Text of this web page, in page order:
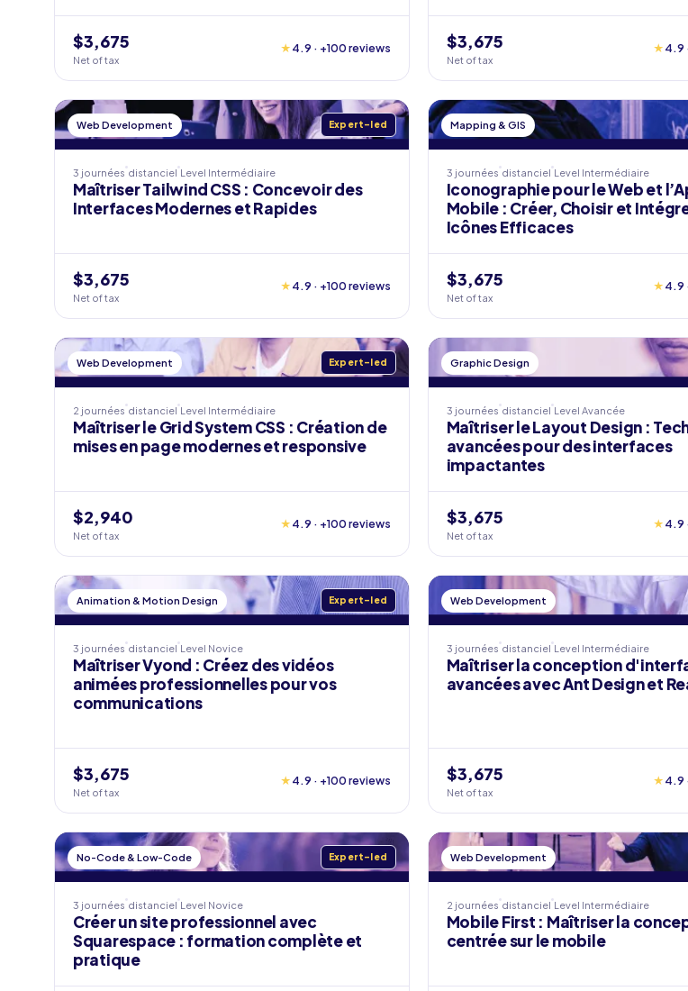
$3,675
Net of tax
★ 4.9 · +100 reviews $3,675
Net of tax
★ 4.9
Web Development Expert-led
3 journées distanciel Level Intermédiaire
Maîtriser Tailwind CSS : Concevoir des
Interfaces Modernes et Rapides
$3,675
Net of tax
★ 4.9 · +100 reviews
Mapping & GIS
3 journées distanciel Level Intermédiaire
Iconographie pour le Web et
Mobile : Créer, Choisir et
Icônes Efficaces
$3,675
Net of tax
★ 4.9
Web Development Expert-led
2 journées distanciel Level Intermédiaire
Maîtriser le Grid System CSS : Création de
mises en page modernes et responsive
$2,940
Net of tax
★ 4.9 · +100 reviews
Graphic Design
3 journées distanciel Level Avancée
Maîtriser le Layout Design :
avancées pour des interfaces
impactantes
$3,675
Net of tax
★ 4.9
Animation & Motion Design Expert-led
3 journées distanciel Level Novice
Maîtriser Vyond : Créez des vidéos
animées professionnelles pour vos
communications
$3,675
Net of tax
★ 4.9 · +100 reviews
Web Development
3 journées distanciel Level Intermédiaire
Maîtriser la conception
avancées avec Ant Design et
$3,675
Net of tax
★ 4.9
No-Code & Low-Code Expert-led
3 journées distanciel Level Novice
Créer un site professionnel avec
Squarespace : formation complète et
pratique
Web Development
2 journées distanciel Level Intermédiaire
Mobile First : Maîtriser la
centrée sur le mobile